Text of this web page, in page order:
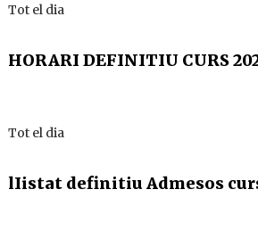
Tot el dia
HORARI DEFINITIU CURS
Tot el dia
lIistat definitiu Admesos